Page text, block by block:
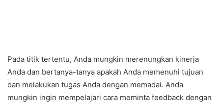
Pada titik tertentu, Anda mungkin merenungkan kinerja
Anda dan bertanya-tanya apakah Anda memenuhi tujuan
dan melakukan tugas Anda dengan memadai. Anda
mungkin ingin mempelajari cara meminta feedback dengan